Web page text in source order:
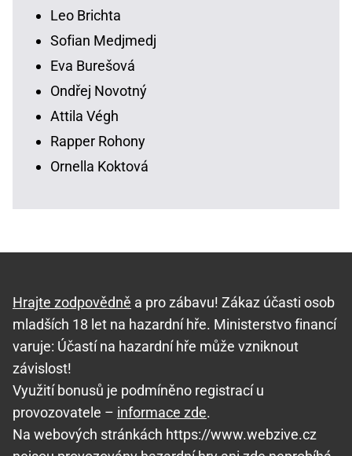
Leo Brichta
Sofian Medjmedj
Eva Burešová
Ondřej Novotný
Attila Végh
Rapper Rohony
Ornella Koktová
Hrajte zodpovědně a pro zábavu! Zákaz účasti osob
mladších 18 let na hazardní hře. Ministerstvo financí
varuje: Účastí na hazardní hře může vzniknout
závislost!
Využití bonusů je podmíněno registrací u
provozovatele – informace zde.
Na webových stránkách https://www.webzive.cz